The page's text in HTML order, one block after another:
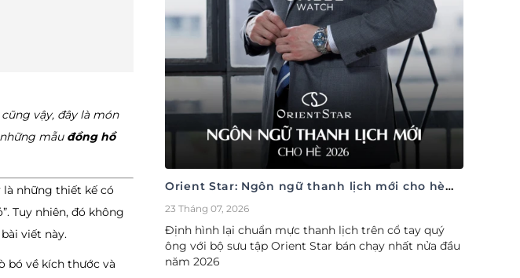
vậy, đây là món
mẫu đồng hồ
là những thiết kế có
Tuy nhiên, đó không
viết này.
bó về kích thước và
Orient Star: Ngôn ngữ thanh lịch mới cho hè
2026
23 Tháng 07, 2026
Định hình lại chuẩn mực thanh lịch trên cổ tay quý
ông với bộ sưu tập Orient Star bán chạy nhất nửa đầu
năm 2026